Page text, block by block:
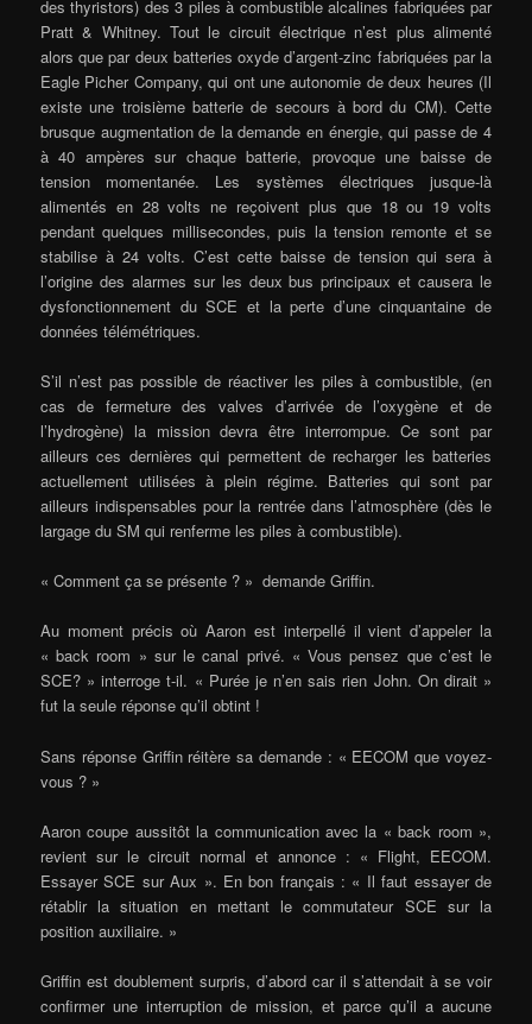
des thyristors) des 3 piles à combustible alcalines fabriquées par
Pratt & Whitney. Tout le circuit électrique n’est plus alimenté
alors que par deux batteries oxyde d’argent-zinc fabriquées par la
Eagle Picher Company, qui ont une autonomie de deux heures (Il
existe une troisième batterie de secours à bord du CM). Cette
brusque augmentation de la demande en énergie, qui passe de 4
à 40 ampères sur chaque batterie, provoque une baisse de
tension momentanée. Les systèmes électriques jusque-là
alimentés en 28 volts ne reçoivent plus que 18 ou 19 volts
pendant quelques millisecondes, puis la tension remonte et se
stabilise à 24 volts. C’est cette baisse de tension qui sera à
l’origine des alarmes sur les deux bus principaux et causera le
dysfonctionnement du SCE et la perte d’une cinquantaine de
données télémétriques.
S’il n’est pas possible de réactiver les piles à combustible, (en
cas de fermeture des valves d’arrivée de l’oxygène et de
l’hydrogène) la mission devra être interrompue. Ce sont par
ailleurs ces dernières qui permettent de recharger les batteries
actuellement utilisées à plein régime. Batteries qui sont par
ailleurs indispensables pour la rentrée dans l’atmosphère (dès le
largage du SM qui renferme les piles à combustible).
« Comment ça se présente ? » demande Griffin.
Au moment précis où Aaron est interpellé il vient d’appeler la
« back room » sur le canal privé. « Vous pensez que c’est le
SCE? » interroge t-il. « Purée je n’en sais rien John. On dirait »
fut la seule réponse qu’il obtint !
Sans réponse Griffin réitère sa demande : « EECOM que voyez-
vous ? »
Aaron coupe aussitôt la communication avec la « back room »,
revient sur le circuit normal et annonce : « Flight, EECOM.
Essayer SCE sur Aux ». En bon français : « Il faut essayer de
rétablir la situation en mettant le commutateur SCE sur la
position auxiliaire. »
Griffin est doublement surpris, d’abord car il s’attendait à se voir
confirmer une interruption de mission, et parce qu’il a aucune